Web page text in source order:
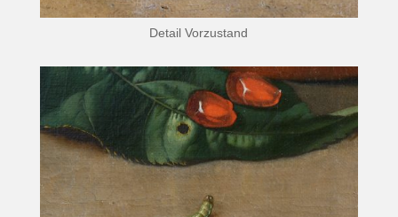
Detail Vorzustand